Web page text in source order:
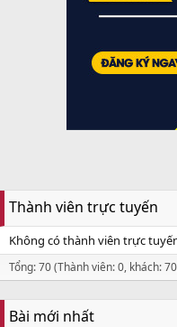
Thành viên trực tuyến
Không có thành viên trực
Tổng: 70 (Thành viên: 0, khách:
Bài mới nhất